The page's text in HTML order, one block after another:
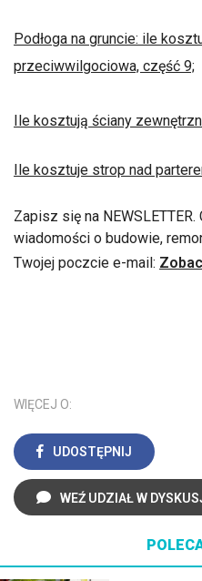
Podłoga na gruncie: ile
przeciwwilgociowa, część 9;
Ile kosztują ściany
Ile kosztuje strop nad
Zapisz się na
wiadomości o budowie,
Twojej poczcie e-mail:
WIĘCEJ O:
UDOSTĘPNIJ
WEŹ UDZIAŁ W